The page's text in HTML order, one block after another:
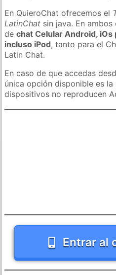
En QuieroChat ofrecemos el
LatinChat sin java. En
dechat Celular Android, iOs
incluso iPod, tanto para el
Latin Chat.
En caso de que accedas
única opción disponible es la
dispositivos no reproducen
Entrar al